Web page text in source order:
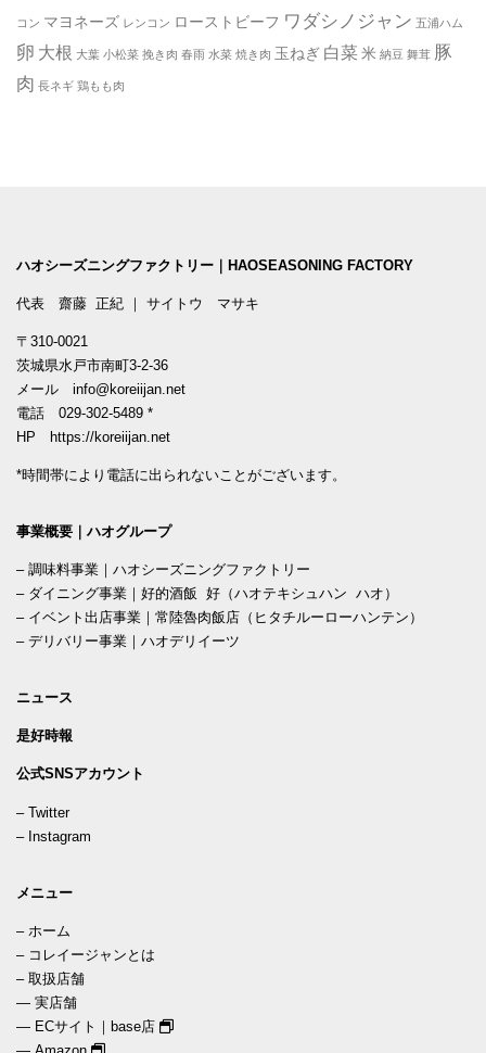
コン マヨネーズ レンコン ローストビーフ ワダシノジャン 五浦ハム
卵 大根 大葉 小松菜 挽き肉 春雨 水菜 焼き肉 玉ねぎ 白菜 米 納豆 舞茸 豚
肉 長ネギ 鶏もも肉
ハオシーズニングファクトリー｜HAOSEASONING FACTORY
代表 齋藤 正紀 ｜ サイトウ マサキ
〒310-0021
茨城県水戸市南町3-2-36
メール info@koreiijan.net
電話 029-302-5489 *
HP
https://koreiijan.net
*時間帯により電話に出られないことがございます。
事業概要｜ハオグループ
– 調味料事業｜ハオシーズニングファクトリー
– ダイニング事業｜好的酒飯 好（ハオテキシュハン ハオ）
– イベント出店事業｜常陸魯肉飯店（ヒタチルーローハンテン）
– デリバリー事業｜ハオデリイーツ
ニュース
是好時報
公式SNSアカウント
– Twitter
– Instagram
メニュー
– ホーム
– コレイージャンとは
– 取扱店舗
— 実店舗
— ECサイト｜base店